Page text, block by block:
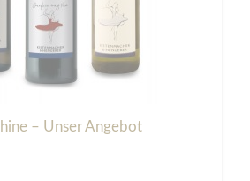
– Unser Angebot